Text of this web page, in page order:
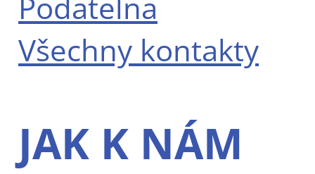
Všechny kontakty
JAK K NÁM